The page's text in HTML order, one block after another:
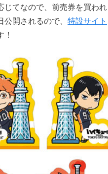
てなので、前売券を買われ
開されるので、 特設サイト
！